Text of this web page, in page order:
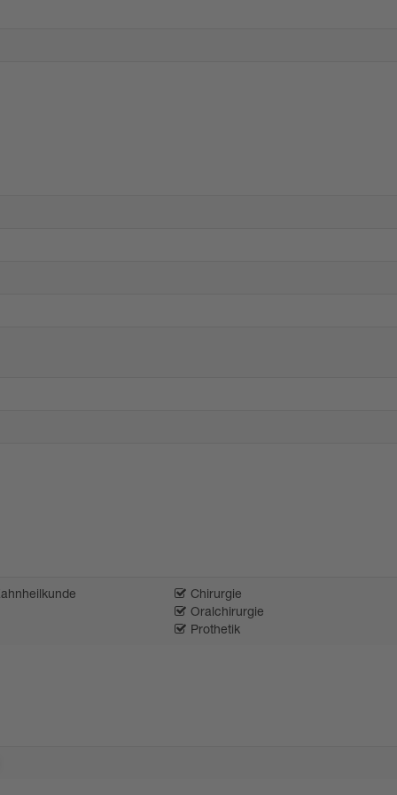
Chirurgie
Oralchirurgie
Prothetik